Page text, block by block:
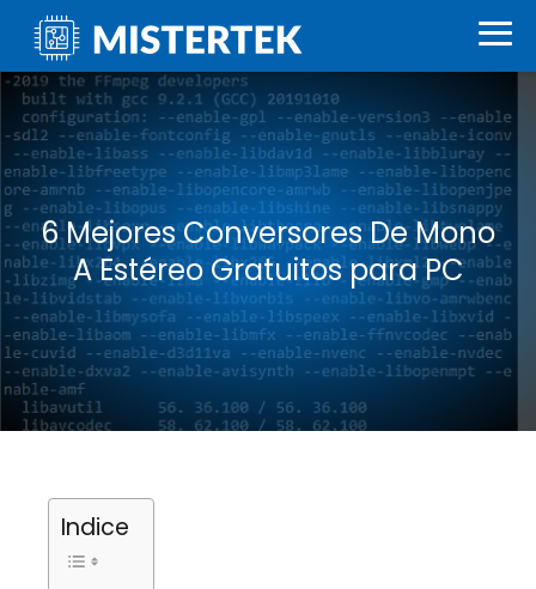
6 Mejores Conversores De Mono
A Estéreo Gratuitos para PC
Indice